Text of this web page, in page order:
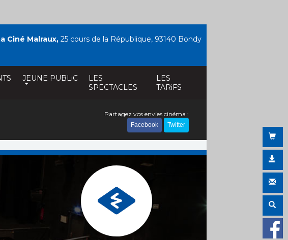
JEUNE PUBLiC
LES
SPECTACLES
LES
TARiFS
Ciné Malraux, 25 cours de la République, 93140 Bondy
Partagez vos envies cinéma :
Facebook Twitter